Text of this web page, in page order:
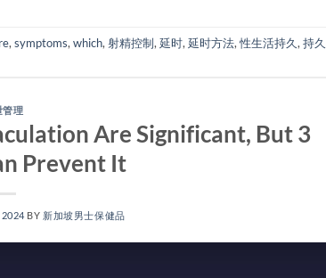
, symptoms, which, 射精控制, 延时, 延时方法,性生活持久, 持久
管理
Are Significant, But 3
Prevent It
2024 BY 新加坡男士保健品